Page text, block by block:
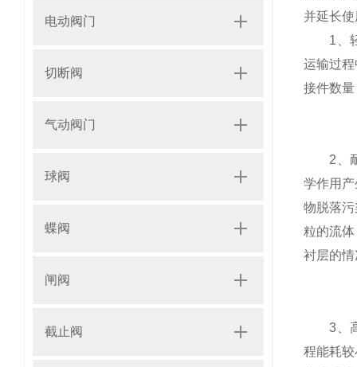
电动阀门
切断阀
气动阀门
球阀
蝶阀
闸阀
截止阀
并延长
1、轻
运输过
接件数
2、耐
学作用
物脱落
粒的流
衬层的
3、高
程能耗